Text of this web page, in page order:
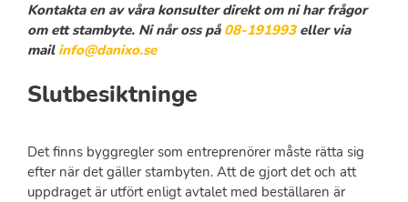
Kontakta en av våra konsulter direkt om ni har frågor
om ett stambyte. Ni når oss på 08-191993 eller via
mail info@danixo.se
Slutbesiktninge
Det finns byggregler som entreprenörer måste rätta sig
efter när det gäller stambyten. Att de gjort det och att
uppdraget är utfört enligt avtalet med beställaren är